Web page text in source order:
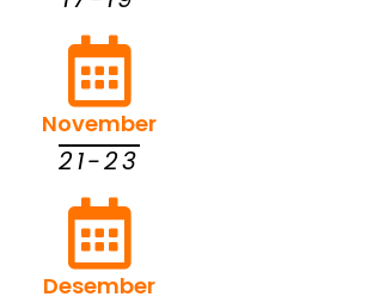
November
21-23
Desember